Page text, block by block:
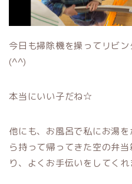
今日も掃除機を操ってリビ
(^^)
本当にいい子だね☆
他にも、お風呂で私にお湯
ら持って帰ってきた空の弁
り、よくお手伝いをしてくれ